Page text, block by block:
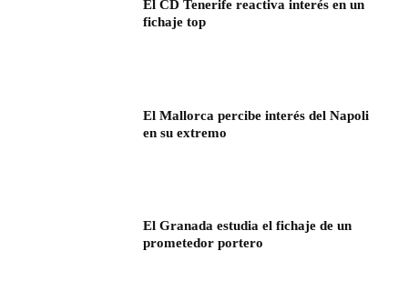
El CD Tenerife reactiva interés en un
fichaje top
El Mallorca percibe interés del Napoli
en su extremo
El Granada estudia el fichaje de un
prometedor portero